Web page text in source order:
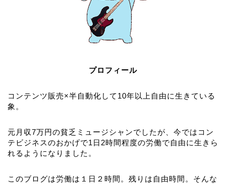
プロフィール
コンテンツ販売×半自動化して10年以上自由に生きている
象。
元月収7万円の貧乏ミュージシャンでしたが、今ではコン
テビジネスのおかげで1日2時間程度の労働で自由に生きら
れるようになりました。
このブログは労働は１日２時間。残りは自由時間。そんな